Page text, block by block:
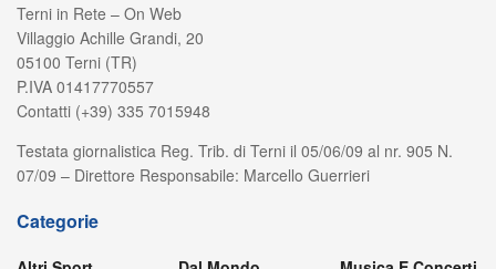
Terni in Rete – On Web
Villaggio Achille Grandi, 20
05100 Terni (TR)
P.IVA 01417770557
Contatti (+39) 335 7015948
Testata giornalistica Reg. Trib. di Terni il 05/06/09 al nr. 905 N.
07/09 – Direttore Responsabile: Marcello Guerrieri
Categorie